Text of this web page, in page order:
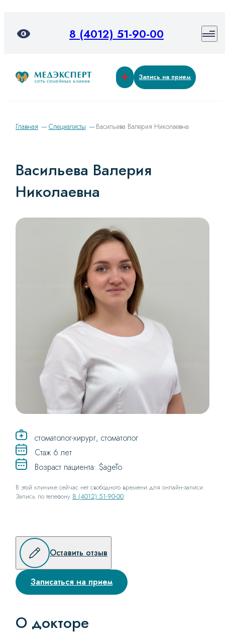
8 (4012) 51-90-00
Запись на прием
Главная Специалисты Васильева Валерия Николаевна
Васильева Валерия
Николаевна
стоматолог-хирург, стоматолог
Стаж 6 лет
Возраст пациента: $ageTo
В этой клинике сейчас нет свободного времени для онлайн-записи.
Запись по телефону 8 (4012) 51-90-00.
Записаться на прием
Оставить отзыв
О докторе